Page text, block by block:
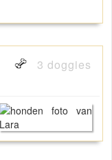
3 doggies